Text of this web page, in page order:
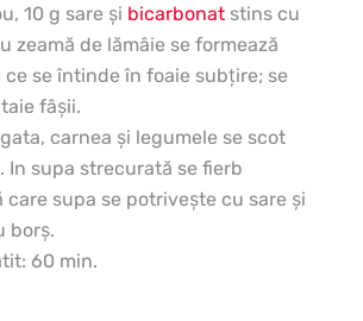
10 g sare şi bicarbonat stins cu
zeamă de lămâie se formează
se întinde în foaie subţire; se
fâşii.
carnea şi legumele se scot
In supa strecurată se fierb
supa se potriveşte cu sare şi
borş.
60 min.